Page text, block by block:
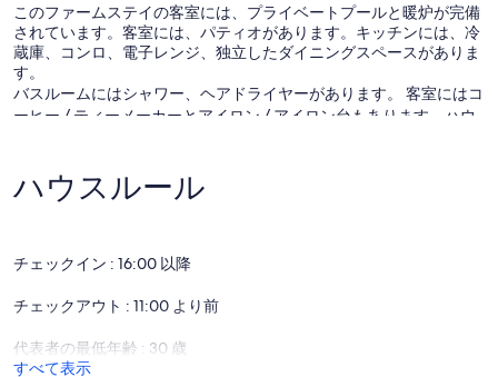
このファームステイの客室には、プライベートプールと暖炉が完備
されています。客室には、パティオがあります。キッチンには、冷
蔵庫、コンロ、電子レンジ、独立したダイニングスペースがありま
す。
バスルームにはシャワー、ヘアドライヤーがあります。 客室にはコ
ーヒー / ティーメーカーとアイロン / アイロン台もあります。ハウ
ファームステイでは屋外プールなどのレクリエーション設備をご利
用いただけます。
ハウスルール
チェックイン : 16:00 以降
チェックアウト : 11:00 より前
代表者の最低年齢 : 30 歳
すべて表示